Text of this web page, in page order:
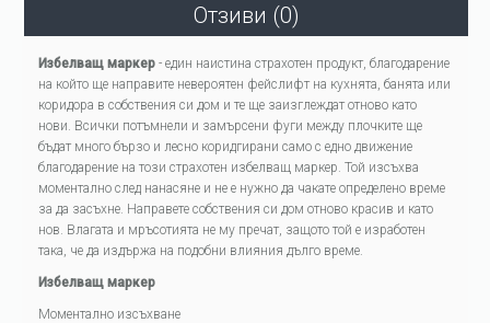
Отзиви (0)
Избелващ маркер - един наистина страхотен продукт, благодарение
на който ще направите невероятен фейслифт на кухнята, банята или
коридора в собствения си дом и те ще заизглеждат отново като
нови. Всички потъмнели и замърсени фуги между плочките ще
бъдат много бързо и лесно коридгирани само с едно движение
благодарение на този страхотен избелващ маркер. Той изсъхва
моментално след нанасяне и не е нужно да чакате определено време
за да засъхне. Направете собствения си дом отново красив и като
нов. Влагата и мръсотията не му пречат, защото той е изработен
така, че да издържа на подобни влияния дълго време.
Избелващ маркер
Моментално изсъхване